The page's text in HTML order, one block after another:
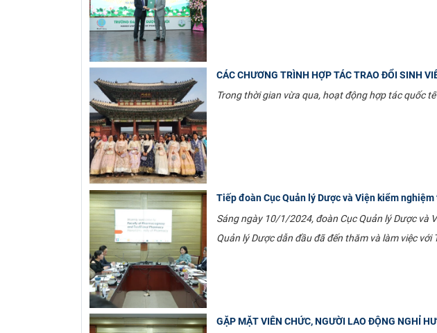
CÁC CHƯƠNG TRÌNH HỢP TÁC TRAO ĐỔI SINH
Trong thời gian vừa qua, hoạt động hợp tác quốc
Tiếp đoàn Cục Quản lý Dược và Viện kiểm
Sáng ngày 10/1/2024, đoàn Cục Quản lý Dược và
Quản lý Dược dẫn đầu đã đến thăm và làm việc với
GẶP MẶT VIÊN CHỨC, NGƯỜI LAO ĐỘNG NGHỈ